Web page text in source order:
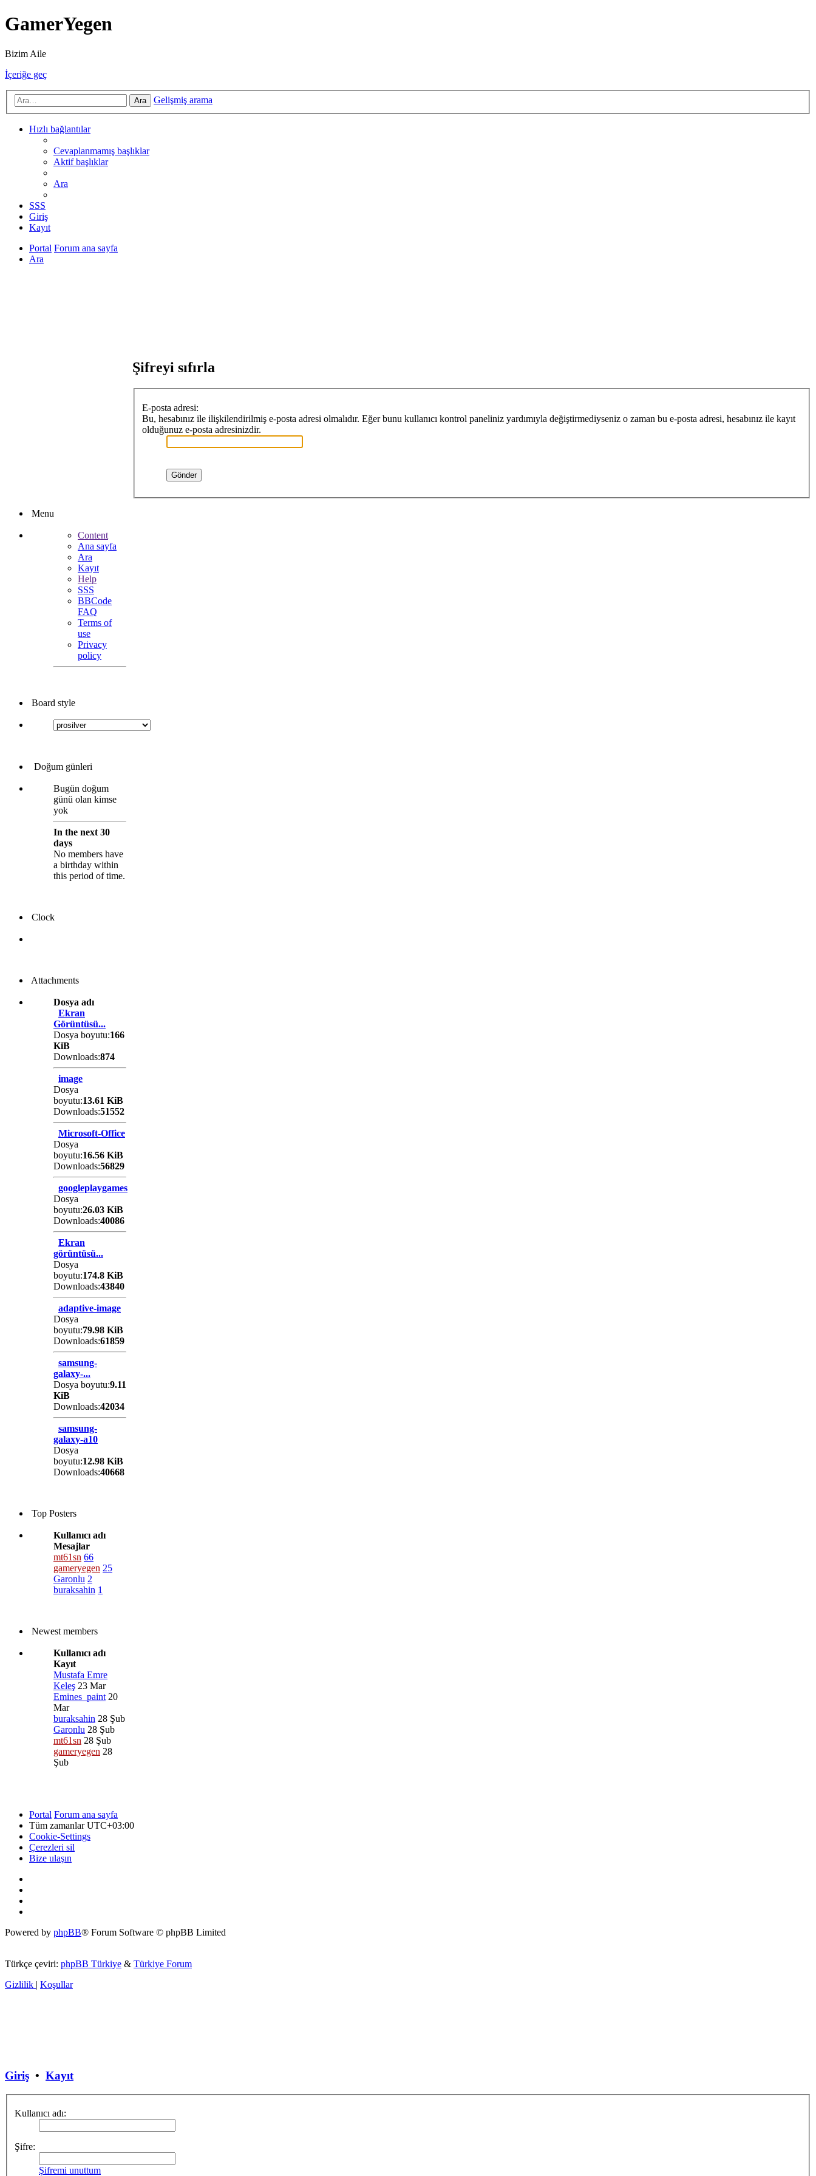
GamerYegen
Bizim Aile
İçeriğe geç
Ara Gelişmiş arama
Hızlı bağlantılar
Cevaplanmamış başlıklar
Aktif başlıklar
Ara
SSS
Giriş
Kayıt
Portal Forum ana sayfa
Ara
Şifreyi sıfırla
E-posta adresi:
Bu, hesabınız ile ilişkilendirilmiş e-posta adresi olmalıdır. Eğer bunu kullanıcı kontrol paneliniz yardımıyla değiştirmediyseniz o zaman bu e-posta adresi, hesabınız ile kayıt
olduğunuz e-posta adresinizdir.
Menu
Content
Ana sayfa
Ara
Kayıt
Help
SSS
BBCode
FAQ
Terms of
use
Privacy
policy
Board style
Doğum günleri
Bugün doğum
günü olan kimse
yok
In the next 30
days
No members have
a birthday within
this period of time.
Clock
Attachments
Dosya adı
Ekran
Görüntüsü...
Dosya boyutu:166
KiB
Downloads:874
image
Dosya
boyutu:13.61 KiB
Downloads:51552
Microsoft-Office
Dosya
boyutu:16.56 KiB
Downloads:56829
googleplaygames
Dosya
boyutu:26.03 KiB
Downloads:40086
Ekran
görüntüsü...
Dosya
boyutu:174.8 KiB
Downloads:43840
adaptive-image
Dosya
boyutu:79.98 KiB
Downloads:61859
samsung-
galaxy-...
Dosya boyutu:9.11
KiB
Downloads:42034
samsung-
galaxy-a10
Dosya
boyutu:12.98 KiB
Downloads:40668
Top Posters
Kullanıcı adı
Mesajlar
mt61sn 66
gameryegen 25
Garonlu 2
buraksahin 1
Newest members
Kullanıcı adı
Kayıt
Mustafa Emre
Keleş 23 Mar
Emines_paint 20
Mar
buraksahin 28 Şub
Garonlu 28 Şub
mt61sn 28 Şub
gameryegen 28
Şub
Portal Forum ana sayfa
Tüm zamanlarUTC+03:00
Cookie-Settings
Çerezleri sil
Bize ulaşın
Powered by phpBB® Forum Software © phpBB Limited
Türkçe çeviri: phpBB Türkiye & Türkiye Forum
Gizlilik | Koşullar
Giriş • Kayıt
Kullanıcı adı:
Şifre:
Şifremi unuttum